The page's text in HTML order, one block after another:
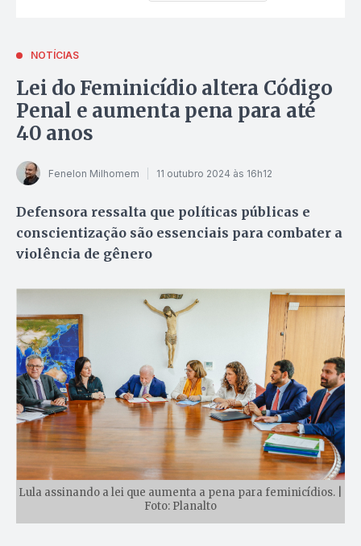
NOTÍCIAS
Lei do Feminicídio altera Código
Penal e aumenta pena para até
40 anos
Fenelon Milhomem 11 outubro 2024 às 16h12
Defensora ressalta que políticas públicas e
conscientização são essenciais para combater a
violência de gênero
Lula assinando a lei que aumenta a pena para feminicídios. |
Foto: Planalto